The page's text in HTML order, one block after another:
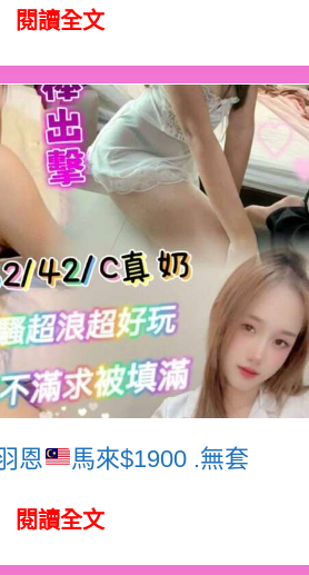
閱讀全文
恩
馬來$1900 .無套
閱讀全文